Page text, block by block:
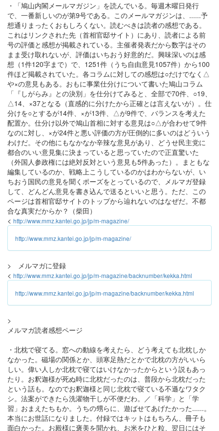
・「鳩山内閣メールマガジン」を読んでいる。毎週木曜日発行
で、一番新しいのが第9号である。このメールマガジンは、......予
想通りまったくおもしろくない。読むべきは読者の感想である。
これはリンクされた先（首相官邸サイト）にあり、読者による前
号の評価と感想が掲載されている。主催者発表だから数字はその
まま受け取れないが、評価はいちおう好意的だ。興味深いのは感
想（1件120字まで）で、1251件（うち自由意見1057件）から100
件ほど掲載されていた。各コラムに対しての感想は○だけでなく△
や×の意見もある。おもに事業仕分けについて書いた鳩山コラム
「『しがらみ』との決別」を仕分けてみると、全部で70件、○19、
△14、×37となる（直感的に分けたから正確とは言えないが）。仕
分けを○とするが14件、×が13件、△が9件で、バランスを考えた
配置か。仕分け以外で鳩山首相に対する意見は○△が合わせて9件
なのに対し、×が24件と悪い評価の方が圧倒的に多いのはどういう
わけだ。その他にもなかなか辛辣な意見があり、どうせ民主党に
都合のいい意見集に決まっていると思っていたので正直驚いた
（外国人参政権には絶対反対という意見も5件あった）。まともな
編集しているのか、戦略上こうしているのかはわからないが、い
ちおう国民の意見を聞くポーズをとっているので、メルマガ登録
して、どんどん意見を書き込んで送るといいと思う。ただ、この
ページは首相官邸サイトのトップから辿れないのはなぜだ。不都
合な真実だからか？（柴田）
< http://www.mmz.kantei.go.jp/jp/m-magazine/
http://www.mmz.kantei.go.jp/jp/m-magazine/
> メルマガに登録
< http://www.mmz.kantei.go.jp/jp/m-magazine/backnumber/kekka.html
http://www.mmz.kantei.go.jp/jp/m-magazine/backnumber/kekka.html
>
メルマガ読者感想ページ
・北枕で寝てる。窓への動線を考えたら、どう考えても北枕しか
なかった。磁場の関係とか、頭寒足熱だとかで北枕の方がいいら
しい。偉い人しか北枕で寝てはいけなかったからという説もあっ
たり。お釈迦様が死ぬ時に北枕だったのは、普段から北枕だった
という話も。なのでお釈迦様と同じ北枕で寝ている不遜なワタク
シ。法案ができたら洗濯物干しが不便だわ。／「科学」と「学
習」おまえたちもか。うちの甥らに、遊ばせてあげたかった......。
本当にお世話になりました。付録ではキットはもちろん、冊子も
面白かった。お殿様に褒美を聞かれ、お米をひと粒、翌日にはそ